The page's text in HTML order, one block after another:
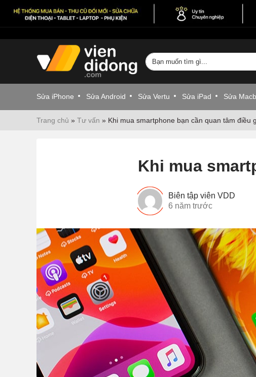
Sửa iPhone Sửa Android Sửa Vertu Sửa iPad Sửa
Trang chủ » Tư vấn » Khi mua smartphone bạn cần quan tâm điều
Khi mua
Biên tập viên VDD
6 năm trước